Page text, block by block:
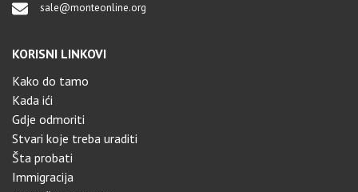
sale@monteonline.org
KORISNI LINKOVI
Kako do tamo
Kada ići
Gdje odmoriti
Stvari koje treba uraditi
Šta probati
Immigracija